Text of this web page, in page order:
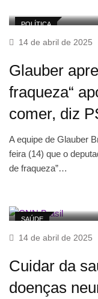
POLÍTICA
14 de abril de 2025
Glauber
fraqueza“
comer, diz
A equipe de Glauber
feira (14) que o
de fraqueza”…
SAÚDE
14 de abril de 2025
Cuidar da
doenças